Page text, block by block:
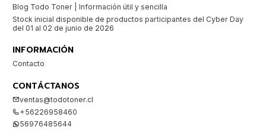
Blog Todo Toner | Información útil y sencilla
Stock inicial disponible de productos participantes del Cyber Day
del 01 al 02 de junio de 2026
INFORMACIÓN
Contacto
CONTÁCTANOS
ventas@todotoner.cl
+56226958460
56976485644